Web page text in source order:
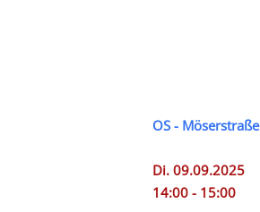
OS - Möserstraße
Di. 09.09.2025
14:00 - 15:00